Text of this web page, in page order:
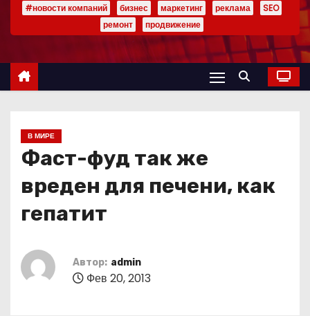
р
#новости компаний бизнес маркетинг реклама
SEO
ремонт
продвижение
В МИРЕ
Фаст-фуд так же
вреден для печени, как
гепатит
Автор: admin
Фев 20, 2013